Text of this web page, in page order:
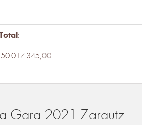
:
Gara 2021 Zarautz